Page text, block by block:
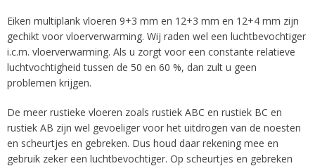
Eiken multiplank vloeren 9+3 mm en 12+3 mm en 12+4 mm zijn
gechikt voor vloerverwarming. Wij raden wel een luchtbevochtiger
i.c.m. vloerverwarming. Als u zorgt voor een constante relatieve
luchtvochtigheid tussen de 50 en 60 %, dan zult u geen
problemen krijgen.
De meer rustieke vloeren zoals rustiek ABC en rustiek BC en
rustiek AB zijn wel gevoeliger voor het uitdrogen van de noesten
en scheurtjes en gebreken. Dus houd daar rekening mee en
gebruik zeker een luchtbevochtiger. Op scheurtjes en gebreken